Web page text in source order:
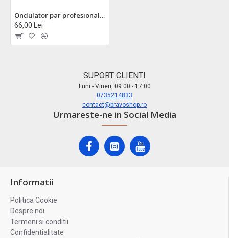
Ondulator par profesional zilan zln9433 - cilindru ceramic 25mm, 5 trepte temperatura 120-200°c, 43w
66,00 Lei
SUPORT CLIENTI
Luni - Vineri, 09:00 - 17:00
0735214833
contact@bravoshop.ro
Urmareste-ne in Social Media
Informatii
Politica Cookie
Despre noi
Termeni si conditii
Confidentialitate